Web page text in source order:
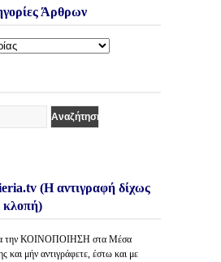
Άρθρων
(Η αντιγραφή δίχως
κλοπή)
την ΚΟΙΝΟΠΟΙΗΣΗ στα Μέσα
και μήν αντιγράφετε, έστω και με